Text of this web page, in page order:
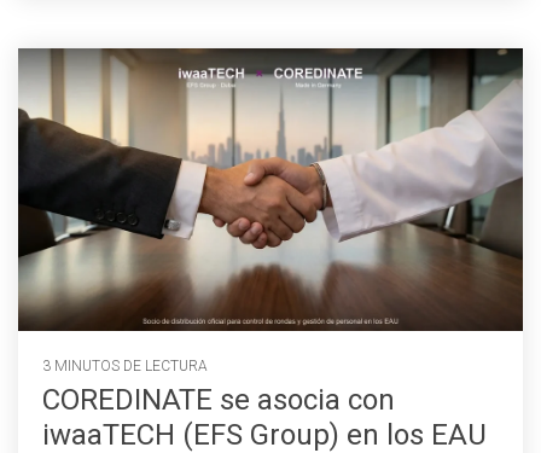
3 MINUTOS DE LECTURA
COREDINATE se asocia con
iwaaTECH (EFS Group) en los EAU